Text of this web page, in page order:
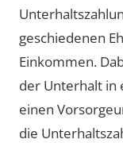
geschiedenen
Einkommen.
der Unterhalt in
einen
die